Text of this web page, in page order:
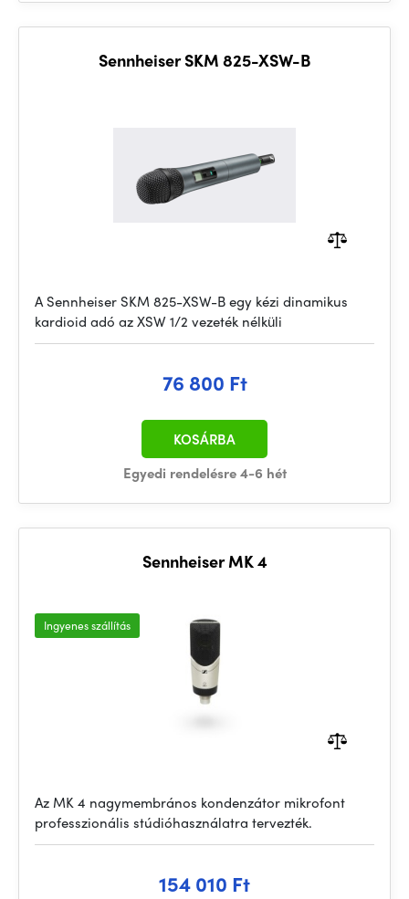
Sennheiser SKM 825-XSW-B
A Sennheiser SKM 825-XSW-B egy kézi dinamikus
kardioid adó az XSW 1/2 vezeték nélküli
76 800 Ft
Egyedi rendelésre 4-6 hét
KOSÁRBA
Sennheiser MK 4
Ingyenes szállítás
Az MK 4 nagymembrános kondenzátor mikrofont
professzionális stúdióhasználatra tervezték.
154 010 Ft